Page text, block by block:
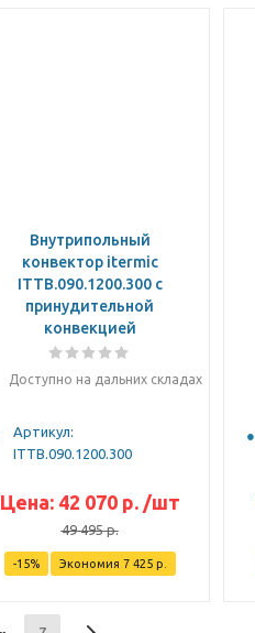
Внутрипольный
конвектор itermic
ITTB.090.1200.300 с
принудительной
конвекцией
Доступно на дальних складах
Артикул:
ITTB.090.1200.300
Цена: 42 070р. /шт
49 495р.
-15% Экономия 7 425р.